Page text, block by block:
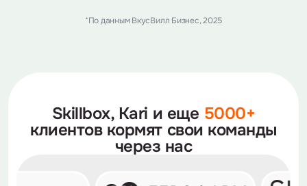
*По данным ВкусВилл Бизнес, 2025
Skillbox, Kari и еще 5000+
клиентовкормят свои команды
через нас